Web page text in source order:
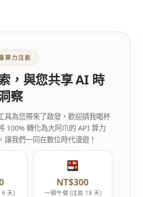
算力注能
，與您共享 AI 時
察
具為您帶來了啟發，歡迎請我喝杯
100% 轉化為大阿爪的 API 算力
讓我們一同在數位時代漫遊！
6 天)
NT$300
一頓午餐 (注能 18 天)